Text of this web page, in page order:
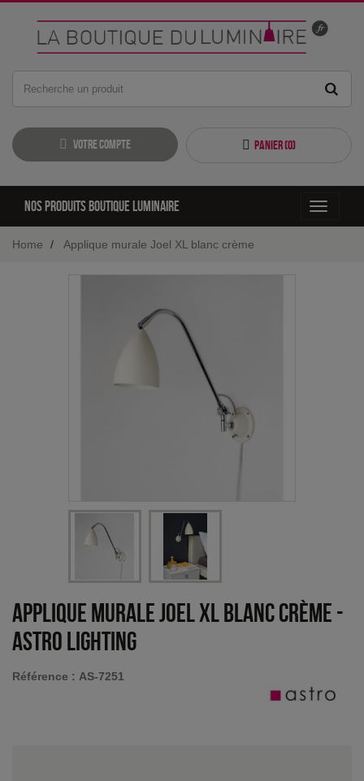
Votre compte Panier (0)
Toggle
Nos produits boutique luminaire
Home Applique murale Joel XL blanc crème
Applique murale Joel XL blanc crème -
Astro Lighting
Référence : AS-7251